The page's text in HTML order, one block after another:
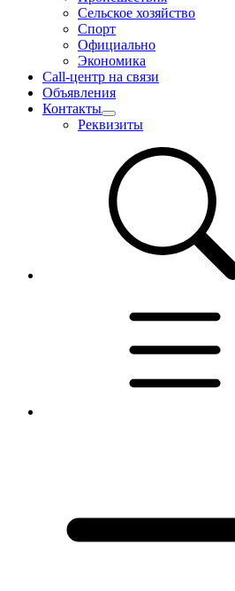
Сельское хозяйство
Спорт
Официально
Экономика
Call-центр на связи
Объявления
Контакты
Реквизиты